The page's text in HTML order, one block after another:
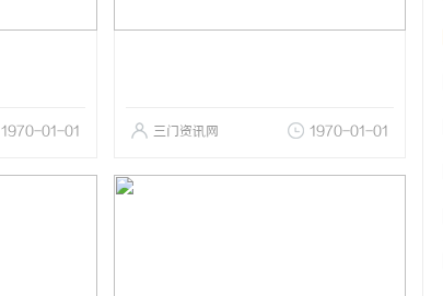
1970-01-01 三门资讯网 1970-01-01